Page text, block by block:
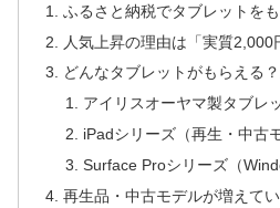
ふるさと納税でタブレットを
人気上昇の理由は「実質2,000
どんなタブレットがもらえる
アイリスオーヤマ製タブレ
iPadシリーズ（再生・中古
Surface Proシリーズ（
再生品・中古モデルが増えて